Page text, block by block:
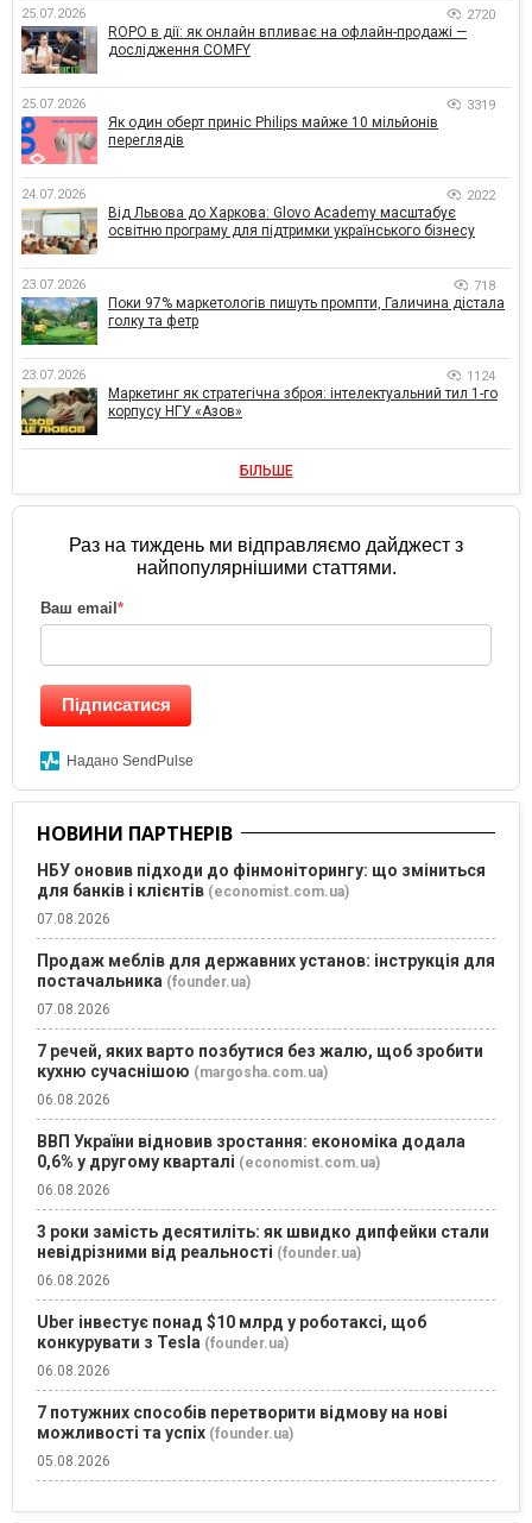
25.07.2026 2720
ROPO в дії: як онлайн впливає на офлайн-продажі —
дослідження COMFY
25.07.2026 3319
Як один оберт приніс Philips майже 10 мільйонів
переглядів
24.07.2026 2022
Від Львова до Харкова: Glovo Academy масштабує
освітню програму для підтримки українського бізнесу
23.07.2026 718
Поки 97% маркетологів пишуть промпти, Галичина дістала
голку та фетр
23.07.2026 1124
Маркетинг як стратегічна зброя: інтелектуальний тил 1-го
корпусу НГУ «Азов»
БІЛЬШЕ
Раз на тиждень ми відправляємо дайджест з
найпопулярнішими статтями.
Ваш email *
Підписатися
Надано SendPulse
НОВИНИ ПАРТНЕРІВ
НБУ оновив підходи до фінмоніторингу: що зміниться
для банків і клієнтів (economist.com.ua)
07.08.2026
Продаж меблів для державних установ: інструкція для
постачальника (founder.ua)
07.08.2026
7 речей, яких варто позбутися без жалю, щоб зробити
кухню сучаснішою (margosha.com.ua)
06.08.2026
ВВП України відновив зростання: економіка додала
0,6% у другому кварталі (economist.com.ua)
06.08.2026
3 роки замість десятиліть: як швидко дипфейки стали
невідрізними від реальності (founder.ua)
06.08.2026
Uber інвестує понад $10 млрд у роботаксі, щоб
конкурувати з Tesla (founder.ua)
06.08.2026
7 потужних способів перетворити відмову на нові
можливості та успіх (founder.ua)
05.08.2026